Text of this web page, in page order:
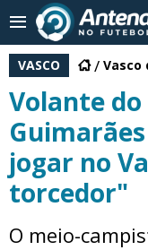
VASCO Vasco
Volante
jogar no
torcedor"
O meio-